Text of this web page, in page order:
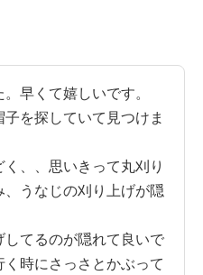
早くて嬉しいです。
を探していて見つけま
、、思いきって丸刈り
うなじの刈り上げが隠
てるのが隠れて良いで
時にさっさとかぶって